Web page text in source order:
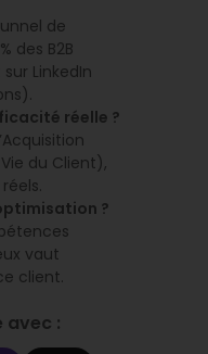
de
des B2B
LinkedIn
réelle ?
du Client),
?
vaut
client.
avec :